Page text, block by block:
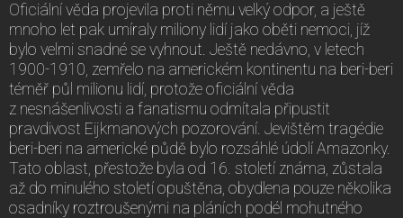
Oficiální věda projevila proti němu velký odpor, a ještě
mnoho let pak umíraly miliony lidí jako oběti nemoci, jíž
bylo velmi snadné se vyhnout. Ještě nedávno, v letech
1900-1910, zemřelo na americkém kontinentu na beri-beri
téměř půl milionu lidí, protože oficiální věda
z nesnášenlivosti a fanatismu odmítala připustit
pravdivost Eijkmanových pozorování. Jevištěm tragédie
beri-beri na americké půdě bylo rozsáhlé údolí Amazonky.
Tato oblast, přestože byla od 16. století známa, zůstala
až do minulého století opuštěna, obydlena pouze několika
osadníky roztroušenými na pláních podél mohutného